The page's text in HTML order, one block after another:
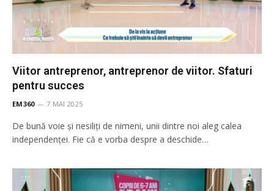
Viitor antreprenor, antreprenor de viitor. Sfaturi
pentru succes
EM360 7 MAI 2025
De bună voie și nesiliți de nimeni, unii dintre noi aleg calea
independenței. Fie că e vorba despre a deschide…